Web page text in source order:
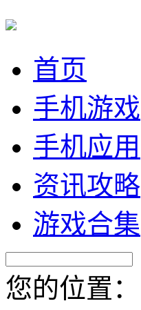
首页
手机游戏
手机应用
资讯攻略
游戏合集
您的位置：